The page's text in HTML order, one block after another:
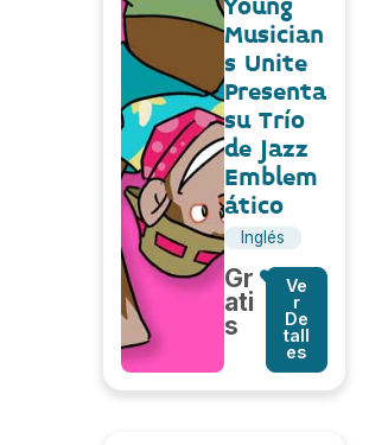
Musician
s Unite
Presenta
su Trío
de Jazz
Emblem
ático
Inglés
Gr
ati
s
Ve
r
De
tall
es